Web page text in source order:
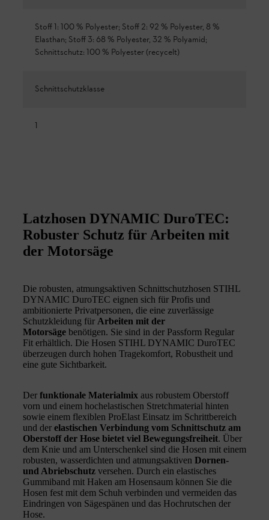
Stoff 1: 100 % Polyester; Stoff 2: 92 % Polyester, 8 %
Elasthan; Stoff 3: 68 % Polyester, 32 % Polyamid;
Schnittschutz: 100 % Polyester (recycelt)
Schnittschutzklasse
1
Latzhosen DYNAMIC DuroTEC:
Robuster Schutz für Arbeiten mit
der Motorsäge
Die robusten, atmungsaktiven Schnittschutzhosen STIHL
DYNAMIC DuroTEC eignen sich für Profis und
ambitionierte Privatpersonen, die eine zuverlässige
Schutzkleidung für Arbeiten mit der
Motorsäge benötigen. Sie sind in der Passform Regular
Fit erhältlich. Die Hosen STIHL DYNAMIC DuroTEC
überzeugen durch hohen Tragekomfort, Robustheit und
eine gute Sichtbarkeit.
Der funktionale Materialmix aus robustem Oberstoff
vorn und einem hochelastischen Stretchmaterial hinten
sowie einem flexiblen ProElast Einsatz im Schrittbereich
und der elastischen Verbindung vom Schnittschutz am
Oberstoff der Hose bietet viel Bewegungsfreiheit. Über
dem Knie und am Unterschenkel sind die Hosen mit einem
robusten, wasserdichten und atmungsaktiven Dornen-
und Abriebschutz versehen. Durch ein elastisches
Gummiband mit Haken am Hosensaum können Sie die
Hosen fest mit dem Schuh verbinden und vermeiden das
Eindringen von Sägespänen und das Hochrutschen der
Hose.